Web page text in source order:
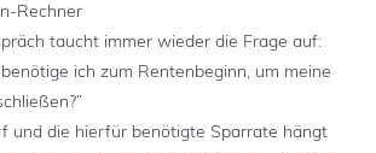
Rechner
taucht immer wieder die Frage auf:
ich zum Rentenbeginn, um meine
und die hierfür benötigte Sparrate hängt